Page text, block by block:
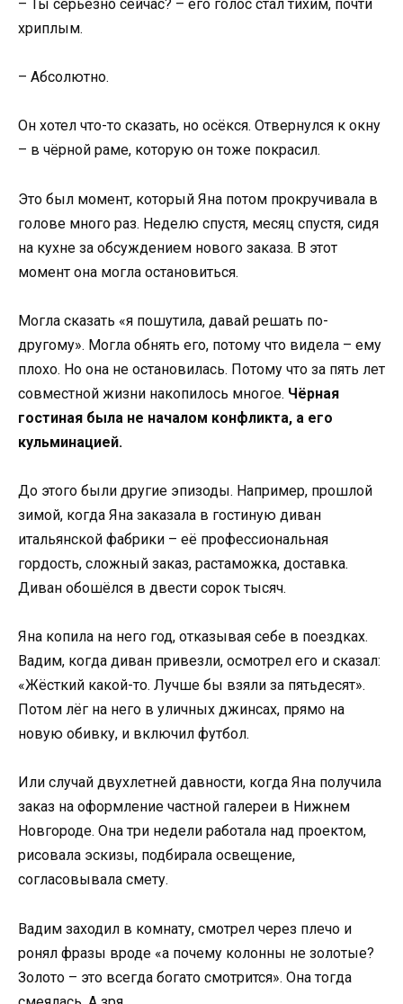
– Ты серьёзно сейчас? – его голос стал тихим, почти
хриплым.
– Абсолютно.
Он хотел что-то сказать, но осёкся. Отвернулся к окну
– в чёрной раме, которую он тоже покрасил.
Это был момент, который Яна потом прокручивала в
голове много раз. Неделю спустя, месяц спустя, сидя
на кухне за обсуждением нового заказа. В этот
момент она могла остановиться.
Могла сказать «я пошутила, давай решать по-
другому». Могла обнять его, потому что видела – ему
плохо. Но она не остановилась. Потому что за пять лет
совместной жизни накопилось многое. Чёрная
гостиная была не началом конфликта, а его
кульминацией.
До этого были другие эпизоды. Например, прошлой
зимой, когда Яна заказала в гостиную диван
итальянской фабрики – её профессиональная
гордость, сложный заказ, растаможка, доставка.
Диван обошёлся в двести сорок тысяч.
Яна копила на него год, отказывая себе в поездках.
Вадим, когда диван привезли, осмотрел его и сказал:
«Жёсткий какой-то. Лучше бы взяли за пятьдесят».
Потом лёг на него в уличных джинсах, прямо на
новую обивку, и включил футбол.
Или случай двухлетней давности, когда Яна получила
заказ на оформление частной галереи в Нижнем
Новгороде. Она три недели работала над проектом,
рисовала эскизы, подбирала освещение,
согласовывала смету.
Вадим заходил в комнату, смотрел через плечо и
ронял фразы вроде «а почему колонны не золотые?
Золото – это всегда богато смотрится». Она тогда